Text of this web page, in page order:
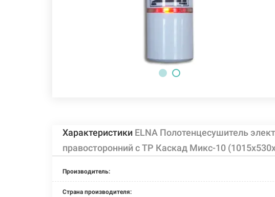
Характеристики ELNA Полотенцесушитель
правосторонний с ТР Каскад Микс-10
Производитель:
Страна производителя: